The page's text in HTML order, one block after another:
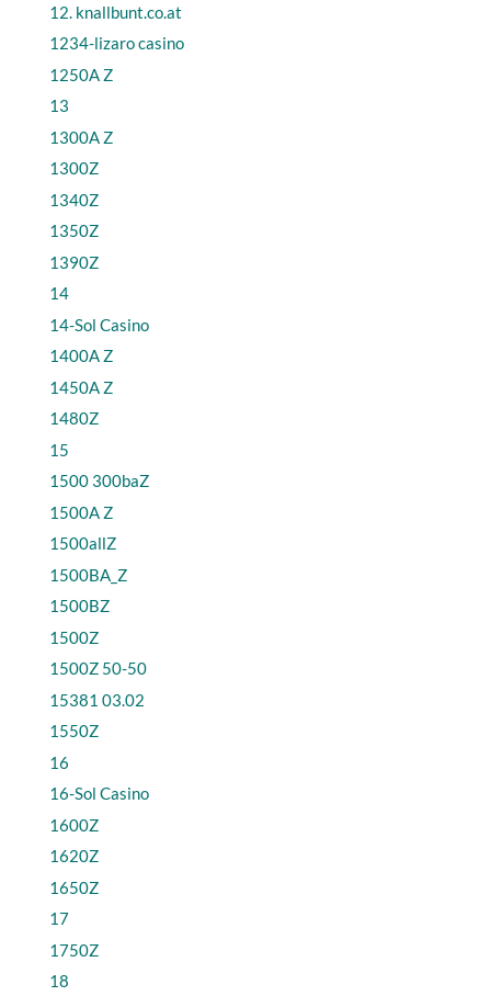
12. knallbunt.co.at
1234-lizaro casino
1250A Z
13
1300A Z
1300Z
1340Z
1350Z
1390Z
14
14-Sol Casino
1400A Z
1450A Z
1480Z
15
1500 300baZ
1500A Z
1500allZ
1500BA_Z
1500BZ
1500Z
1500Z 50-50
15381 03.02
1550Z
16
16-Sol Casino
1600Z
1620Z
1650Z
17
1750Z
18